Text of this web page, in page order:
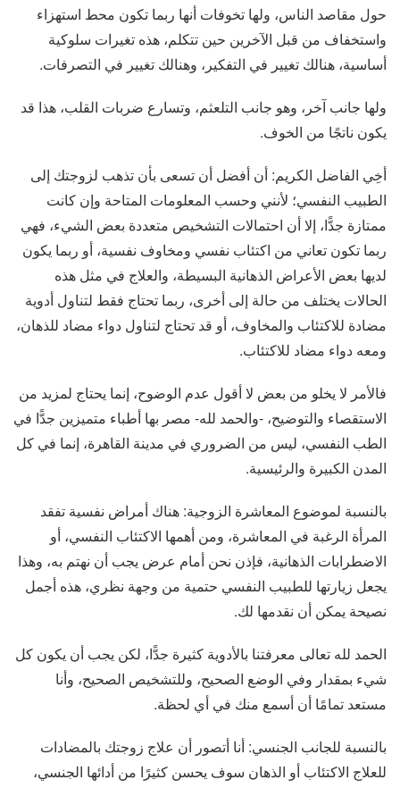
حول مقاصد الناس، ولها تخوفات أنها ربما تكون محط استهزاء
واستخفاف من قبل الآخرين حين تتكلم، هذه تغيرات سلوكية
أساسية، هنالك تغيير في التفكير، وهنالك تغيير في التصرفات.
ولها جانب آخر، وهو جانب التلعثم، وتسارع ضربات القلب، هذا قد
يكون ناتجًا من الخوف.
أخِي الفاضل الكريم: أن أفضل أن تسعى بأن تذهب لزوجتك إلى
الطبيب النفسي؛ لأنني وحسب المعلومات المتاحة وإن كانت
ممتازة جدًّا، إلا أن احتمالات التشخيص متعددة بعض الشيء، فهي
ربما تكون تعاني من اكتئاب نفسي ومخاوف نفسية، أو ربما يكون
لديها بعض الأعراض الذهانية البسيطة، والعلاج في مثل هذه
الحالات يختلف من حالة إلى أخرى، ربما تحتاج فقط لتناول أدوية
مضادة للاكتئاب والمخاوف، أو قد تحتاج لتناول دواء مضاد للذهان،
ومعه دواء مضاد للاكتئاب.
فالأمر لا يخلو من بعض لا أقول عدم الوضوح، إنما يحتاج لمزيد من
الاستقصاء والتوضيح، -والحمد لله- مصر بها أطباء متميزين جدًّا في
الطب النفسي، ليس من الضروري في مدينة القاهرة، إنما في كل
المدن الكبيرة والرئيسية.
بالنسبة لموضوع المعاشرة الزوجية: هناك أمراض نفسية تفقد
المرأة الرغبة في المعاشرة، ومن أهمها الاكتئاب النفسي، أو
الاضطرابات الذهانية، فإذن نحن أمام عرض يجب أن نهتم به، وهذا
يجعل زيارتها للطبيب النفسي حتمية من وجهة نظري، هذه أجمل
نصيحة يمكن أن نقدمها لك.
الحمد لله تعالى معرفتنا بالأدوية كثيرة جدًّا، لكن يجب أن يكون كل
شيء بمقدار وفي الوضع الصحيح، وللتشخيص الصحيح، وأنا
مستعد تمامًا أن أسمع منك في أي لحظة.
بالنسبة للجانب الجنسي: أنا أتصور أن علاج زوجتك بالمضادات
للعلاج الاكتئاب أو الذهان سوف يحسن كثيرًا من أدائها الجنسي،